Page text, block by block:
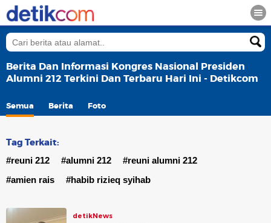
Berita Dan Informasi Kongres Nasional Presiden
Alumni 212 Terkini Dan Terbaru Hari Ini - Detikcom
Semua Berita Foto
Tag Terkait:
#reuni 212 #alumni 212
#reuni alumni 212
#amien rais
#habib rizieq syihab
detikNews